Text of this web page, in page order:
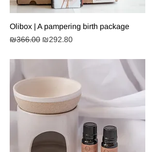
Olibox | A pampering birth package
Regular Price
₪366.00 Sale Price
₪292.80